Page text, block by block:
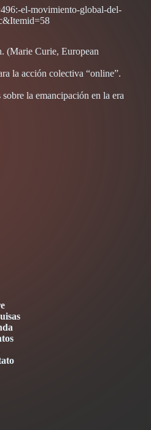
el-movimiento-global-del-
(Marie Curie, European
la acción colectiva “online”.
la emancipación en la era